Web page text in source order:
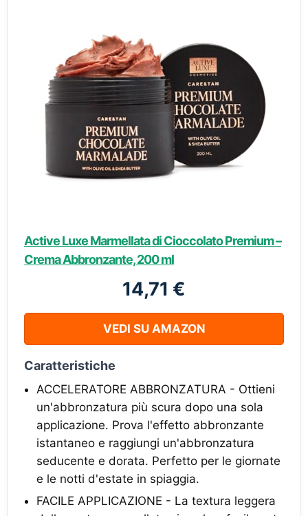
Active Luxe Marmellata di Cioccolato Premium –
Crema Abbronzante, 200 ml
14,71 €
VEDI SU AMAZON
Caratteristiche
ACCELERATORE ABBRONZATURA - Ottieni
un'abbronzatura più scura dopo una sola
applicazione. Prova l'effetto abbronzante
istantaneo e raggiungi un'abbronzatura
seducente e dorata. Perfetto per le giornate
e le notti d'estate in spiaggia.
FACILE APPLICAZIONE - La textura leggera